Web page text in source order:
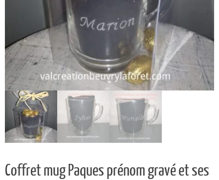
Coffret mug Paques prénom gravé et ses